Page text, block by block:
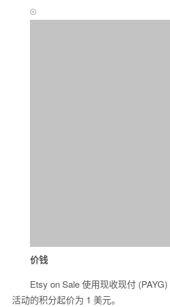
价钱
Etsy on Sale 使用现收现付
活动的积分起价为 1 美元。